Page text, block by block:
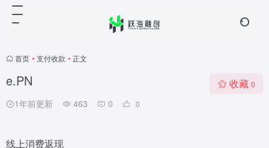
首页 • 支付收款 • 正文
e.PN
1年前更新 463 0 0
收藏 0
线上消费返现